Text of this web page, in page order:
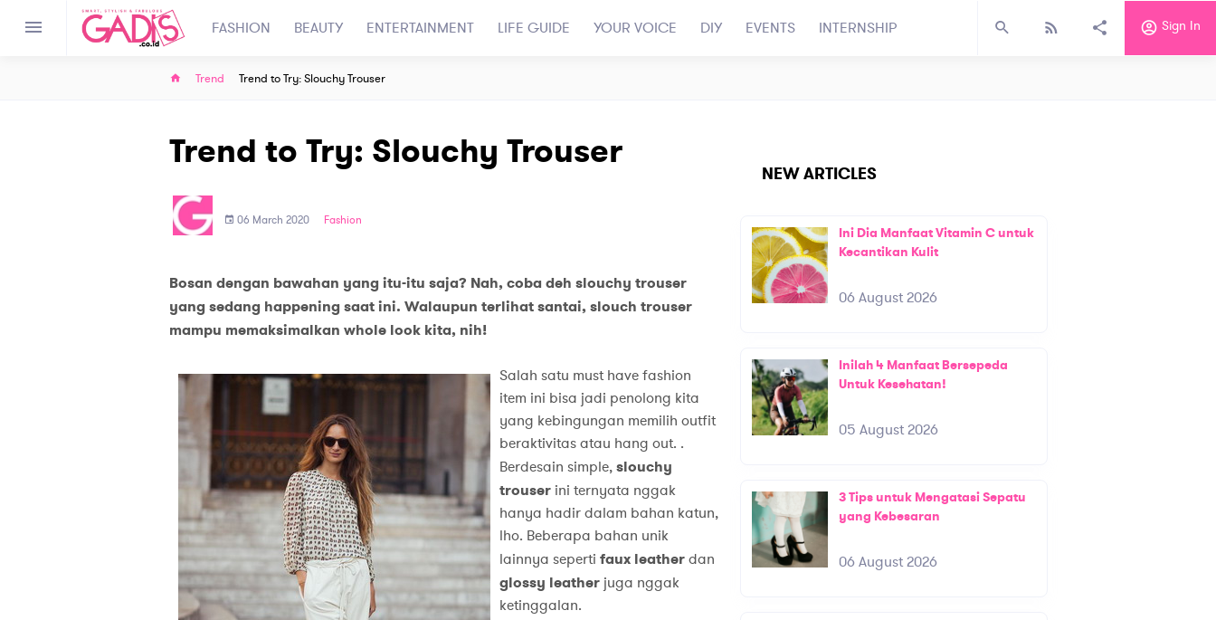
FASHION BEAUTY ENTERTAINMENT LIFE GUIDE YOUR VOICE DIY EVENTS INTERNSHIP Sign In
Trend Trend to Try: Slouchy Trouser
Trend to Try: Slouchy Trouser
06 March 2020 Fashion
Bosan dengan bawahan yang itu-itu saja? Nah, coba deh slouchy trouser
yang sedang happening saat ini. Walaupun terlihat santai, slouch trouser
mampu memaksimalkan whole look kita, nih!
Salah satu must have fashion
item ini bisa jadi penolong kita
yang kebingungan memilih outfit
beraktivitas atau hang out. .
Berdesain simple,slouchy
trouser ini ternyata nggak
hanya hadir dalam bahan katun,
lho. Beberapa bahan unik
lainnya seperti faux leatherdan
glossy leatherjuga nggak
ketinggalan.
NEW ARTICLES
Ini Dia Manfaat Vitamin C untuk
Kecantikan Kulit
06 August 2026
Inilah 4 Manfaat Bersepeda
Untuk Kesehatan!
05 August 2026
3 Tips untuk Mengatasi Sepatu
yang Kebesaran
06 August 2026